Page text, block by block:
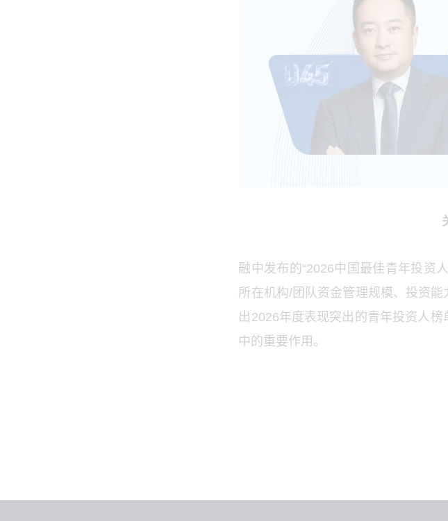
融中发布的“2026中国最佳青年投资
所在机构/团队资金管理规模、投资
出2026年度表现突出的青年投资人
中的重要作用。